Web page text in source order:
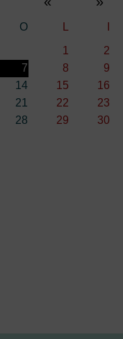
O
1
2
7 8
9
14 15
16
21 22
23
28 29
30